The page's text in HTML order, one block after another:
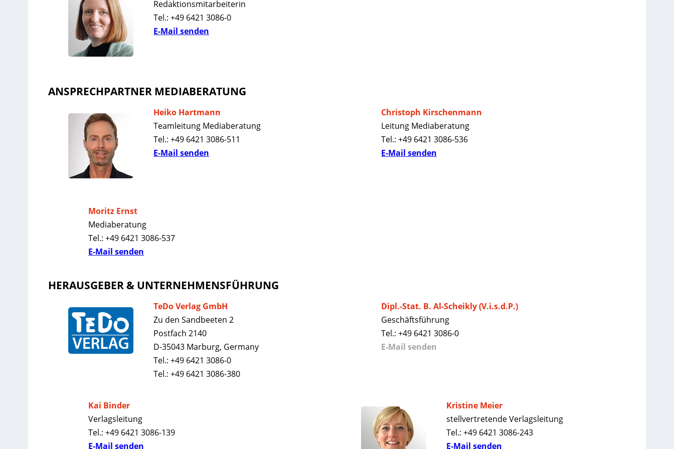
Redaktionsmitarbeiterin
Tel.: +49 6421 3086-0
E-Mail senden
ANSPRECHPARTNER MEDIABERATUNG
Heiko Hartmann
Teamleitung Mediaberatung
Tel.: +49 6421 3086-511
E-Mail senden
Christoph Kirschenmann
Leitung Mediaberatung
Tel.: +49 6421 3086-536
E-Mail senden
Moritz Ernst
Mediaberatung
Tel.: +49 6421 3086-537
E-Mail senden
HERAUSGEBER & UNTERNEHMENSFÜHRUNG
TeDo Verlag GmbH
Zu den Sandbeeten 2
Postfach 2140
D-35043 Marburg, Germany
Tel.: +49 6421 3086-0
Tel.: +49 6421 3086-380
Dipl.-Stat. B. Al-Scheikly (V.i.s.d.P.)
Geschäftsführung
Tel.: +49 6421 3086-0
E-Mail senden
Kai Binder
Verlagsleitung
Tel.: +49 6421 3086-139
E-Mail senden
Kristine Meier
stellvertretende Verlagsleitung
Tel.: +49 6421 3086-243
E-Mail senden